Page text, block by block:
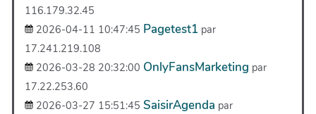
116.179.32.45
2026-04-11 10:47:45 Pagetest1 par
17.241.219.108
2026-03-28 20:32:00 OnlyFansMarketing par
17.22.253.60
2026-03-27 15:51:45 SaisirAgenda par